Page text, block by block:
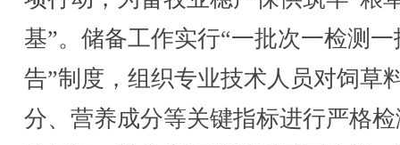
基”。储备工作实行“一批次一检测一
告”制度，组织专业技术人员对饲草
分、营养成分等关键指标进行严格